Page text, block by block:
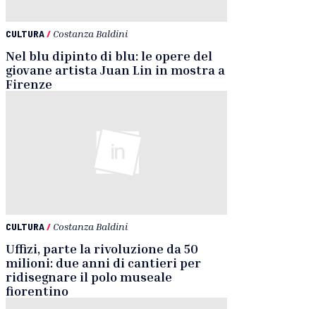
CULTURA/ Costanza Baldini
Nel blu dipinto di blu: le opere del
giovane artista Juan Lin in mostra a
Firenze
CULTURA/ Costanza Baldini
Uffizi, parte la rivoluzione da 50
milioni: due anni di cantieri per
ridisegnare il polo museale
fiorentino